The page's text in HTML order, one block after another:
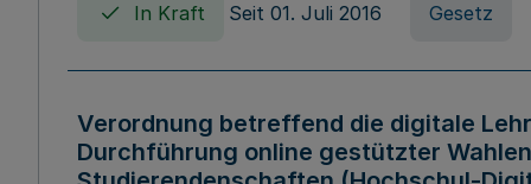
In Kraft Seit 01. Juli 2016 Gesetz
Verordnung betreffend die digitale
Durchführung online gestützter